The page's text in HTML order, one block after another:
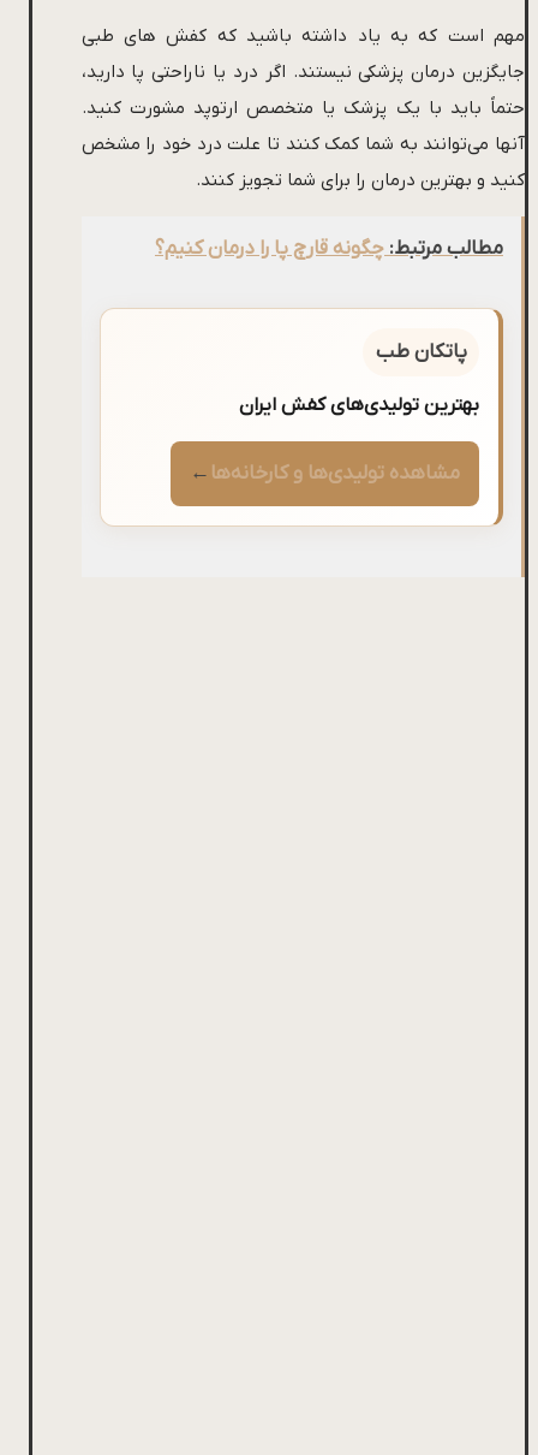
مهم است که به یاد داشته باشید که کفش های طبی
جایگزین درمان پزشکی نیستند. اگر درد یا ناراحتی پا دارید،
حتماً باید با یک پزشک یا متخصص ارتوپد مشورت کنید.
آنها می‌توانند به شما کمک کنند تا علت درد خود را مشخص
کنید و بهترین درمان را برای شما تجویز کنند.
مطالب مرتبط:چگونه قارچ پا را درمان کنیم؟
پاتکان طب
بهترین تولیدی‌های کفش ایران
مشاهده تولیدی‌ها و کارخانه‌ها ←